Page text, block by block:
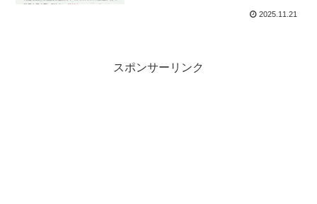
2025.11.21
スポンサーリンク